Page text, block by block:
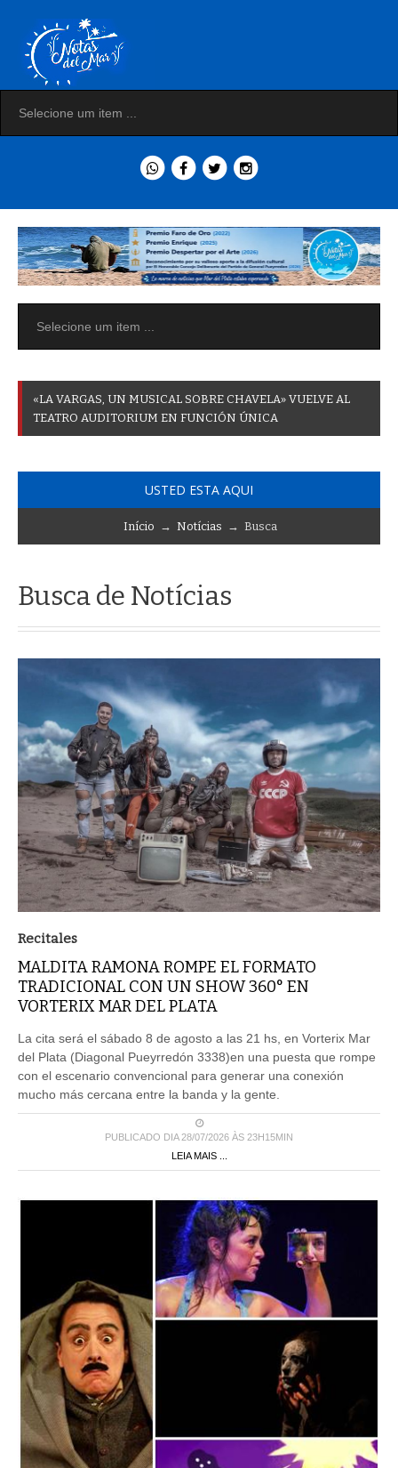
«LA VARGAS UN MUSICAL SOBRE CHAVELA» VUELVE AL
TEATRO AUDITORIUM EN FUNCIÓN ÚNICA
USTED ESTA AQUI
Início → Notícias → Busca
Busca de Notícias
Recitales
MALDITA RAMONA ROMPE EL FORMATO
TRADICIONAL CON UN SHOW 360° EN
VORTERIX MAR DEL PLATA
La cita será el sábado 8 de agosto a las 21 hs, en Vorterix Mar
del Plata (Diagonal Pueyrredón 3338)en una puesta que rompe
con el escenario convencional para generar una conexión
mucho más cercana entre la banda y la gente.
PUBLICADO DIA 28/07/2026 ÀS 23H15MIN
LEIA MAIS ...